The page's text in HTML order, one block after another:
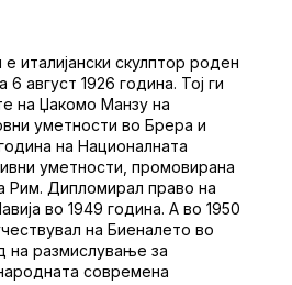
италијански скулптор роден
август 1926 година. Тој ги
на Џакомо Манзу на
уметности во Брера и
на Националната
уметности, промовирана
Рим. Дипломирал право на
во 1949 година. А во 1950
на Биеналето во
на размислување за
современа